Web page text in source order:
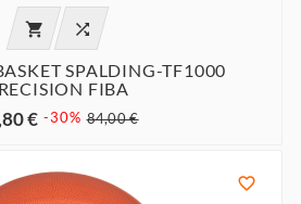
 
SPALDING-TF1000
FIBA
€ -30% 84,00 €
